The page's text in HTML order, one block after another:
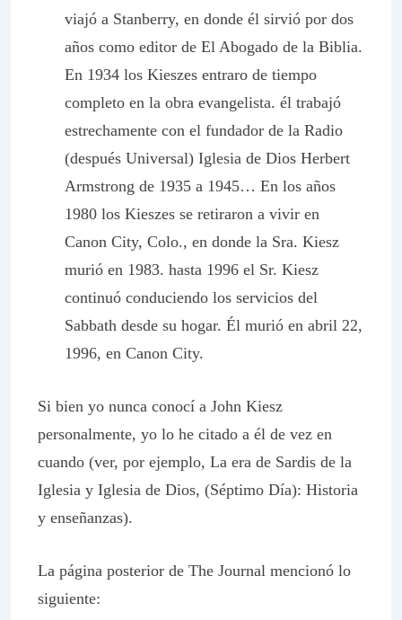
viajó a Stanberry, en donde él sirvió por dos
años como editor de El Abogado de la Biblia.
En 1934 los Kieszes entraro de tiempo
completo en la obra evangelista. él trabajó
estrechamente con el fundador de la Radio
(después Universal) Iglesia de Dios Herbert
Armstrong de 1935 a 1945… En los años
1980 los Kieszes se retiraron a vivir en
Canon City, Colo., en donde la Sra. Kiesz
murió en 1983. hasta 1996 el Sr. Kiesz
continuó conduciendo los servicios del
Sabbath desde su hogar. Él murió en abril 22,
1996, en Canon City.
Si bien yo nunca conocí a John Kiesz
personalmente, yo lo he citado a él de vez en
cuando (ver, por ejemplo, La era de Sardis de la
Iglesia y Iglesia de Dios, (Séptimo Día): Historia
y enseñanzas).
La página posterior de The Journal mencionó lo
siguiente: